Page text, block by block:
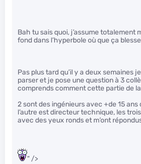
Bah tu sais quoi, j’assume totalement
fond dans l’hyperbole où que ça
Pas plus tard qu’il y a deux semaines
parser et je pose une question à 3
comprends comment cette partie de la
2 sont des ingénieurs avec +de 15 ans
l’autre est directeur technique, les
avec des yeux ronds et m’ont
" />